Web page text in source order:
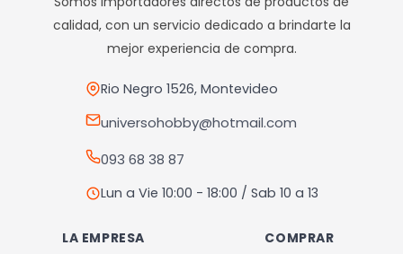
se
pueden
en
la
de
producto
se
pueden
producto
calidad, con un servicio dedicado a brindarte la
mejor experiencia de compra.
Rio Negro 1526, Montevideo
universohobby@hotmail.com
093 68 38 87
Lun a Vie 10:00 - 18:00 / Sab 10 a 13
LA EMPRESA COMPRAR